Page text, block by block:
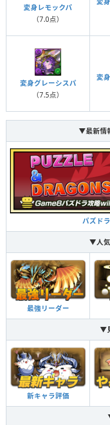
変身レモックパ
（7.0点）
変身グレーシスパ
（7.5点）
変
▼最新情
パズド
▼人気
最強リーダー
▼
新キャラ評価